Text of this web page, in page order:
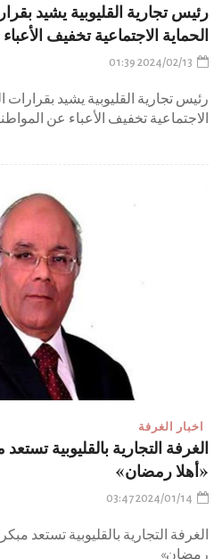
رئيس تجارية القليوبية يشيد
الحماية الاجتماعية تخفيف
2024/02/13 01:39
رئيس تجارية القليوبية يشيد
الاجتماعية تخفيف الأعباء عن
اخبار الغرفة
الغرفة التجارية بالقليوبية
«أهلا رمضان»
2024/01/14 03:47
الغرفة التجارية بالقليوبية تستعد
رمضان»